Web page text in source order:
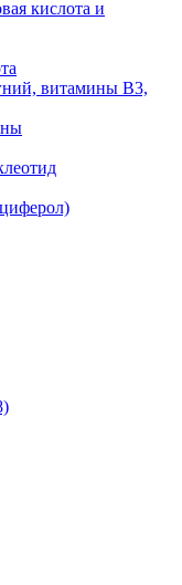
кислота и
витамины B3,